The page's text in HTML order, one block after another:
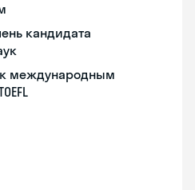
кандидата
к международным